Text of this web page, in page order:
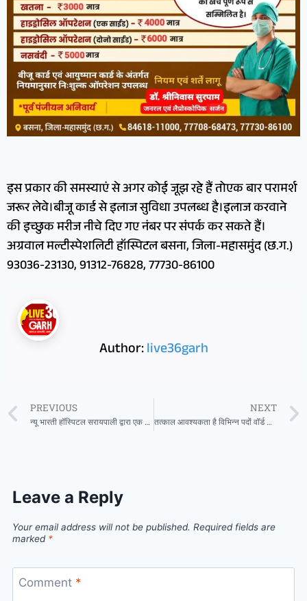
इस प्रकार की समस्याएं से अगर कोई जूझ रहे हैं तोएक बार परामर्श
जरूर लेवे।बीजू कार्ड से इलाज सुविधा उपलब्ध है।इलाज करवाने
की इच्छुक मरीज नीचे दिए गए नंबर पर संपर्क कर सकते हैं।
अग्रवाल मल्टीस्पेशलिटी हॉस्पिटल बसना, जिला-महासमुंद (छ.ग.)
93036-23130, 91312-76828, 77730-86100
Author:live36garh
PREVIOUS
न्यू भारती हॉस्पिटल सरायपाली द्वारा एक दिवसीय स्वास्थ्य जांच शिविर में 300 लोग हुए लाभान्वित
NEXT
तत्काल आवश्यकता है विभिन्न पदों वॉर्ड बॉय,नर्सिंग स्टाफ श्री श्याम हॉस्पिटल भंवरपुर में
Leave a Reply
Your email address will not be published. Required fields are
marked *
Comment *